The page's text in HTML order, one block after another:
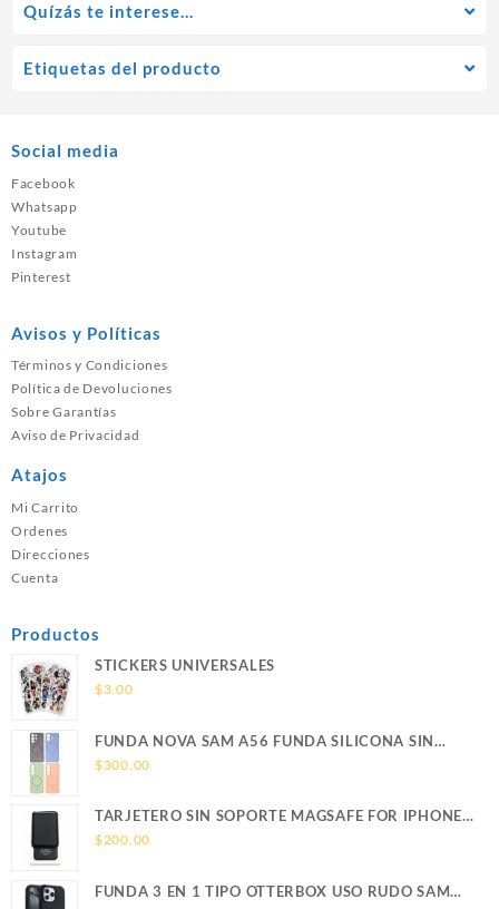
Quízás te interese…
Etiquetas del producto
Social media
Facebook
Whatsapp
Youtube
Instagram
Pinterest
Avisos y Políticas
Términos y Condiciones
Política de Devoluciones
Sobre Garantías
Aviso de Privacidad
Atajos
Mi Carrito
Ordenes
Direcciones
Cuenta
Productos
STICKERS UNIVERSALES
$3.00
FUNDA NOVA SAM A56 FUNDA SILICONA SIN
SOPORTE MAGNETICO SAMSUNG
$300.00
TARJETERO SIN SOPORTE MAGSAFE FOR IPHONE
LEATHER WALLET MAGSAFE
$200.00
FUNDA 3 EN 1 TIPO OTTERBOX USO RUDO SAM